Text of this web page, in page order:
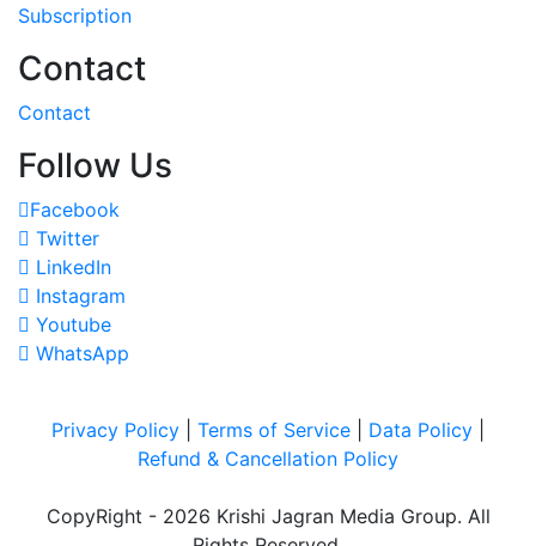
Subscription
Contact
Contact
Follow Us
Facebook
Twitter
LinkedIn
Instagram
Youtube
WhatsApp
Privacy Policy Terms of Service Data Policy
Refund & Cancellation Policy
CopyRight - 2026 Krishi Jagran Media Group. All